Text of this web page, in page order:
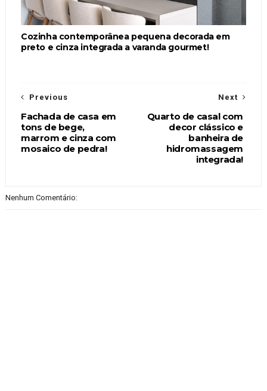
Cozinha contemporânea pequena decorada em
preto e cinza integrada a varanda gourmet!
Next
Quarto de casal com
decor clássico e
banheira de
hidromassagem
integrada!
Previous
Fachada de casa em
tons de bege,
marrom e cinza com
mosaico de pedra!
Nenhum Comentário: